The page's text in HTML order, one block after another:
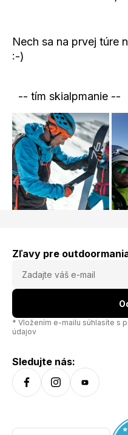
Nech sa na prvej túre
:-)
-- tím skialpmanie --
Zľavy pre
* Vložením e-mailu súhlasíte s
údajov
Sledujte nás: